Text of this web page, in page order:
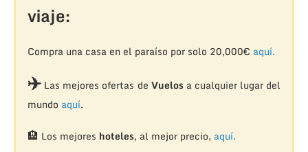
viaje:
Compra una casa en el paraíso por solo 20,000€ aquí.
✈️Las mejores ofertas de Vuelosa cualquier lugar del
mundo aquí.
🏨 Los mejores hoteles, al mejor precio, aquí.